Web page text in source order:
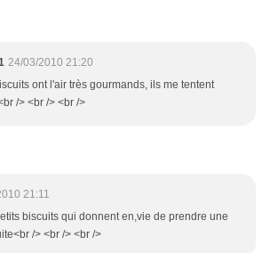
24/03/2010 21:20
ont l'air très gourmands, ils me tentent
/> <br /> <br />
21:11
biscuits qui donnent en,vie de prendre une
/> <br /> <br />